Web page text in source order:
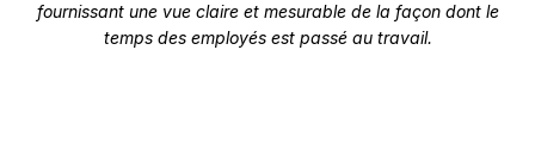
fournissant une vue claire et mesurable de la façon dont le
temps des employés est passé au travail.